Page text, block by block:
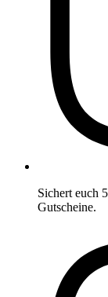
Sichert euch
Gutscheine.